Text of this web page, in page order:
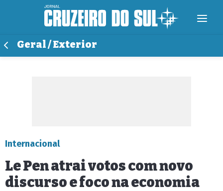
Geral / Exterior
Internacional
Le Pen atrai votos com novo
discurso e foco na economia